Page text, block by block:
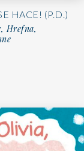
HACE! (P.D.)
Hrefna,